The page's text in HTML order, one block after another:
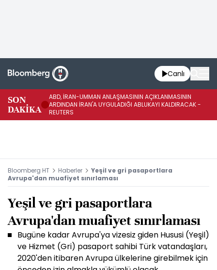
Canlı
SON
DAKİKA
ABD, İRAN-UMMAN ANLAŞMASININ AÇIKLANMASININ
ARDINDAN İRAN'A UYGULADIĞI ABLUKAYI KALDIRACAK -
REUTERS
Bloomberg HT Haberler
Yeşil ve gri pasaportlara
Avrupa'dan muafiyet sınırlaması
Yeşil ve gri pasaportlara
Avrupa'dan muafiyet sınırlaması
Bugüne kadar Avrupa'ya vizesiz giden Hususi (Yeşil)
ve Hizmet (Gri) pasaport sahibi Türk vatandaşları,
2020'den itibaren Avrupa ülkelerine girebilmek için